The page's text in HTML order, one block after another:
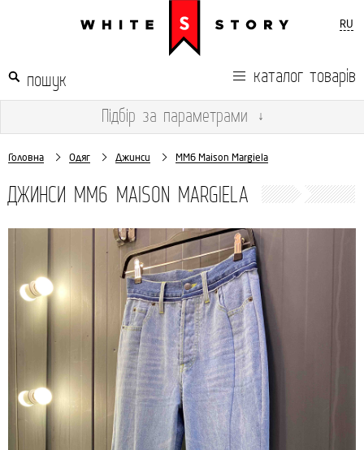
RU
каталог товарів
Підбір за параметрами ↓
Головна Одяг Джинси MM6 Maison Margiela
ДЖИНСИ MM6 MAISON MARGIELA